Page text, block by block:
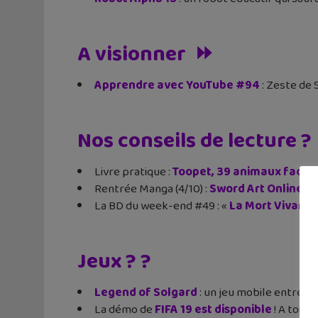
A visionner ⏩
Apprendre avec YouTube #94: Zeste de
Nos conseils de lecture ?
Livre pratique :Toopet, 39 animaux
Rentrée Manga (4/10) :Sword Art Online
La BD du week-end #49 : «La Mort Vivante
Jeux ? ?
Legend of Solgard: un jeu mobile entre
La démo deFIFA 19 est disponible! A toi de